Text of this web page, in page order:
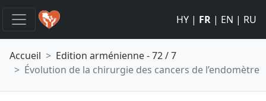
HY | FR | EN | RU
Accueil
Edition arménienne - 72 / 7
Évolution de la chirurgie des cancers de l’endomètre